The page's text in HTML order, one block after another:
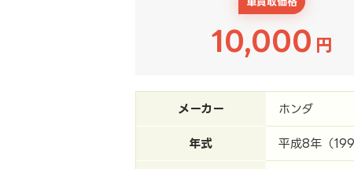
10,000 円
メーカー ホンダ
年式 平成8年（